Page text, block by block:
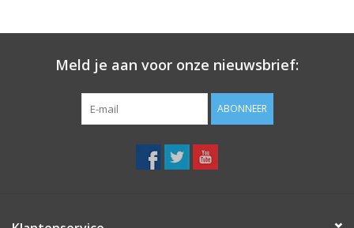
Meld je aan voor onze nieuwsbrief:
ABONNEER